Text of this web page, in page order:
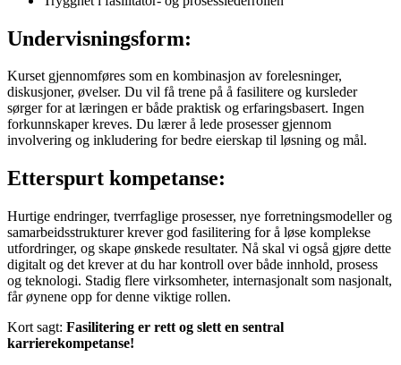
Undervisningsform:
Kurset gjennomføres som en kombinasjon av forelesninger,
diskusjoner, øvelser. Du vil få trene på å fasilitere og kursleder
sørger for at læringen er både praktisk og erfaringsbasert. Ingen
forkunnskaper kreves. Du lærer å lede prosesser gjennom
involvering og inkludering for bedre eierskap til løsning og mål.
Etterspurt kompetanse:
Hurtige endringer, tverrfaglige prosesser, nye forretningsmodeller og
samarbeidsstrukturer krever god fasilitering for å løse komplekse
utfordringer, og skape ønskede resultater. Nå skal vi også gjøre dette
digitalt og det krever at du har kontroll over både innhold, prosess
og teknologi. Stadig flere virksomheter, internasjonalt som nasjonalt,
får øynene opp for denne viktige rollen.
Kort sagt: Fasilitering er rett og slett en sentral
karrierekompetanse!